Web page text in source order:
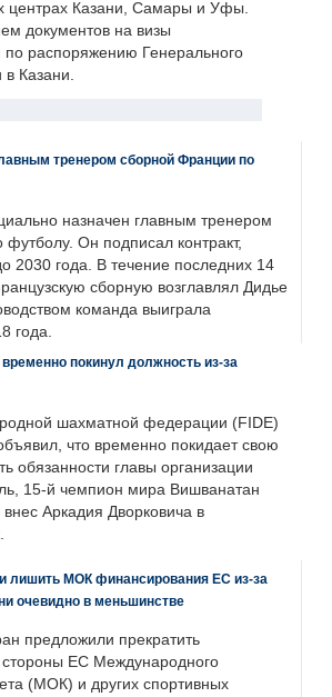
центрах Казани, Самары и Уфы.
документов на визы
по распоряжению Генерального
в Казани.
тренером сборной Франции по
назначен главным тренером
Он подписал контракт,
2030 года. В течение последних 14
сборную возглавлял Дидье
команда выиграла
года.
покинул должность из-за
шахматной федерации (FIDE)
что временно покидает свою
обязанности главы организации
15-й чемпион мира Вишванатан
Аркадия Дворковича в
лишить МОК финансирования ЕС из-за
очевидно в меньшинстве
предложили прекратить
ЕС Международного
(МОК) и других спортивных